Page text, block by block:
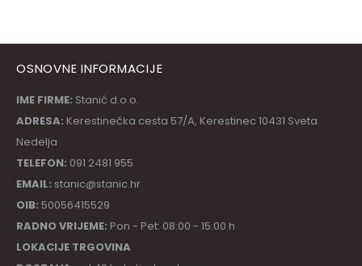
OSNOVNE INFORMACIJE
IME FIRME: Stanić d.o.o.
ADRESA: Kerestinečka cesta 57/A, Kerestinec 10431 Sveta
Nedelja
TELEFON: 091 2481 955
EMAIL: stanic@stanic.hr
OIB: 50056415529
RADNO VRIJEME: Pon - Pet: 08:00 - 15:00 h
LOKACIJE TRGOVINA